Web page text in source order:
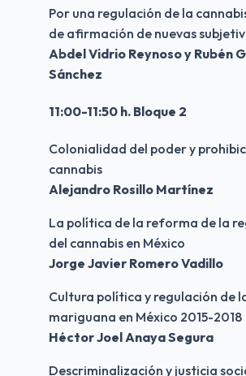
Por una regulación de la
de afirmación de nuevas
Abdel Vidrio Reynoso y Rubén
Sánchez
11:00-11:50 h. Bloque 2
Colonialidad del poder y
cannabis
Alejandro Rosillo Martínez
La política de la reforma de la
del cannabis en México
Jorge Javier Romero Vadillo
Cultura política y regulación de
mariguana en México 2015-2018
Héctor Joel Anaya Segura
Descriminalización y justicia